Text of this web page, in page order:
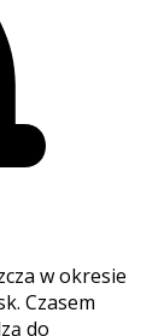
w okresie
Czasem
do